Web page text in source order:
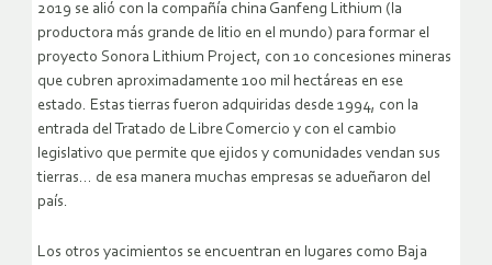
2019 se alió con la compañía china Ganfeng Lithium (la
productora más grande de litio en el mundo) para formar el
proyecto Sonora Lithium Project, con 10 concesiones mineras
que cubren aproximadamente 100 mil hectáreas en ese
estado. Estas tierras fueron adquiridas desde 1994, con la
entrada del Tratado de Libre Comercio y con el cambio
legislativo que permite que ejidos y comunidades vendan sus
tierras… de esa manera muchas empresas se adueñaron del
país.
Los otros yacimientos se encuentran en lugares como Baja